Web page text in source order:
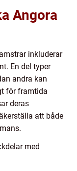
Angora
inkluderar
En del typer
andra kan
för framtida
deras
att både
med